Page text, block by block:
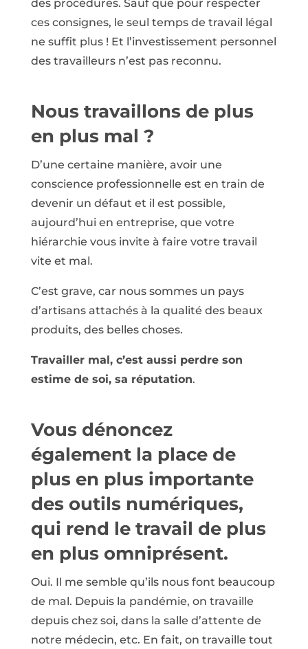
des procédures. Sauf que pour respecter
ces consignes, le seul temps de travail légal
ne suffit plus ! Et l’investissement personnel
des travailleurs n’est pas reconnu.
Nous travaillons de plus
en plus mal ?
D’une certaine manière, avoir une
conscience professionnelle est en train de
devenir un défaut et il est possible,
aujourd’hui en entreprise, que votre
hiérarchie vous invite à faire votre travail
vite et mal.
C’est grave, car nous sommes un pays
d’artisans attachés à la qualité des beaux
produits, des belles choses.
Travailler mal, c’est aussi perdre son
estime de soi, sa réputation.
Vous dénoncez
également la place de
plus en plus importante
des outils numériques,
qui rend le travail de plus
en plus omniprésent.
Oui. Il me semble qu’ils nous font beaucoup
de mal. Depuis la pandémie, on travaille
depuis chez soi, dans la salle d’attente de
notre médecin, etc. En fait, on travaille tout